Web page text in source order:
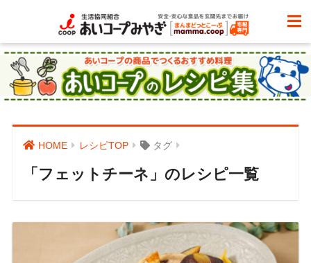
HOME レシピTOP タグ
「フェットチーネ」のレシピ一覧